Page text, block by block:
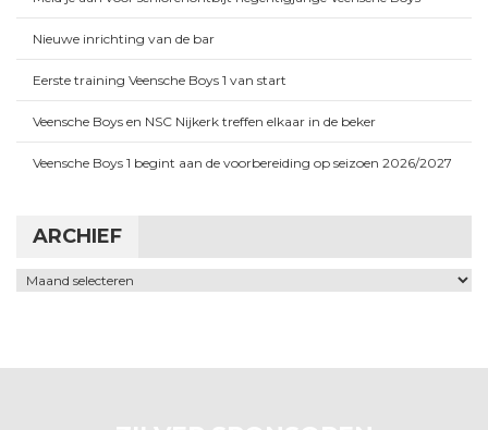
Nieuwe inrichting van de bar
Eerste training Veensche Boys 1 van start
Veensche Boys en NSC Nijkerk treffen elkaar in de beker
Veensche Boys 1 begint aan de voorbereiding op seizoen 2026/2027
ARCHIEF
Archief